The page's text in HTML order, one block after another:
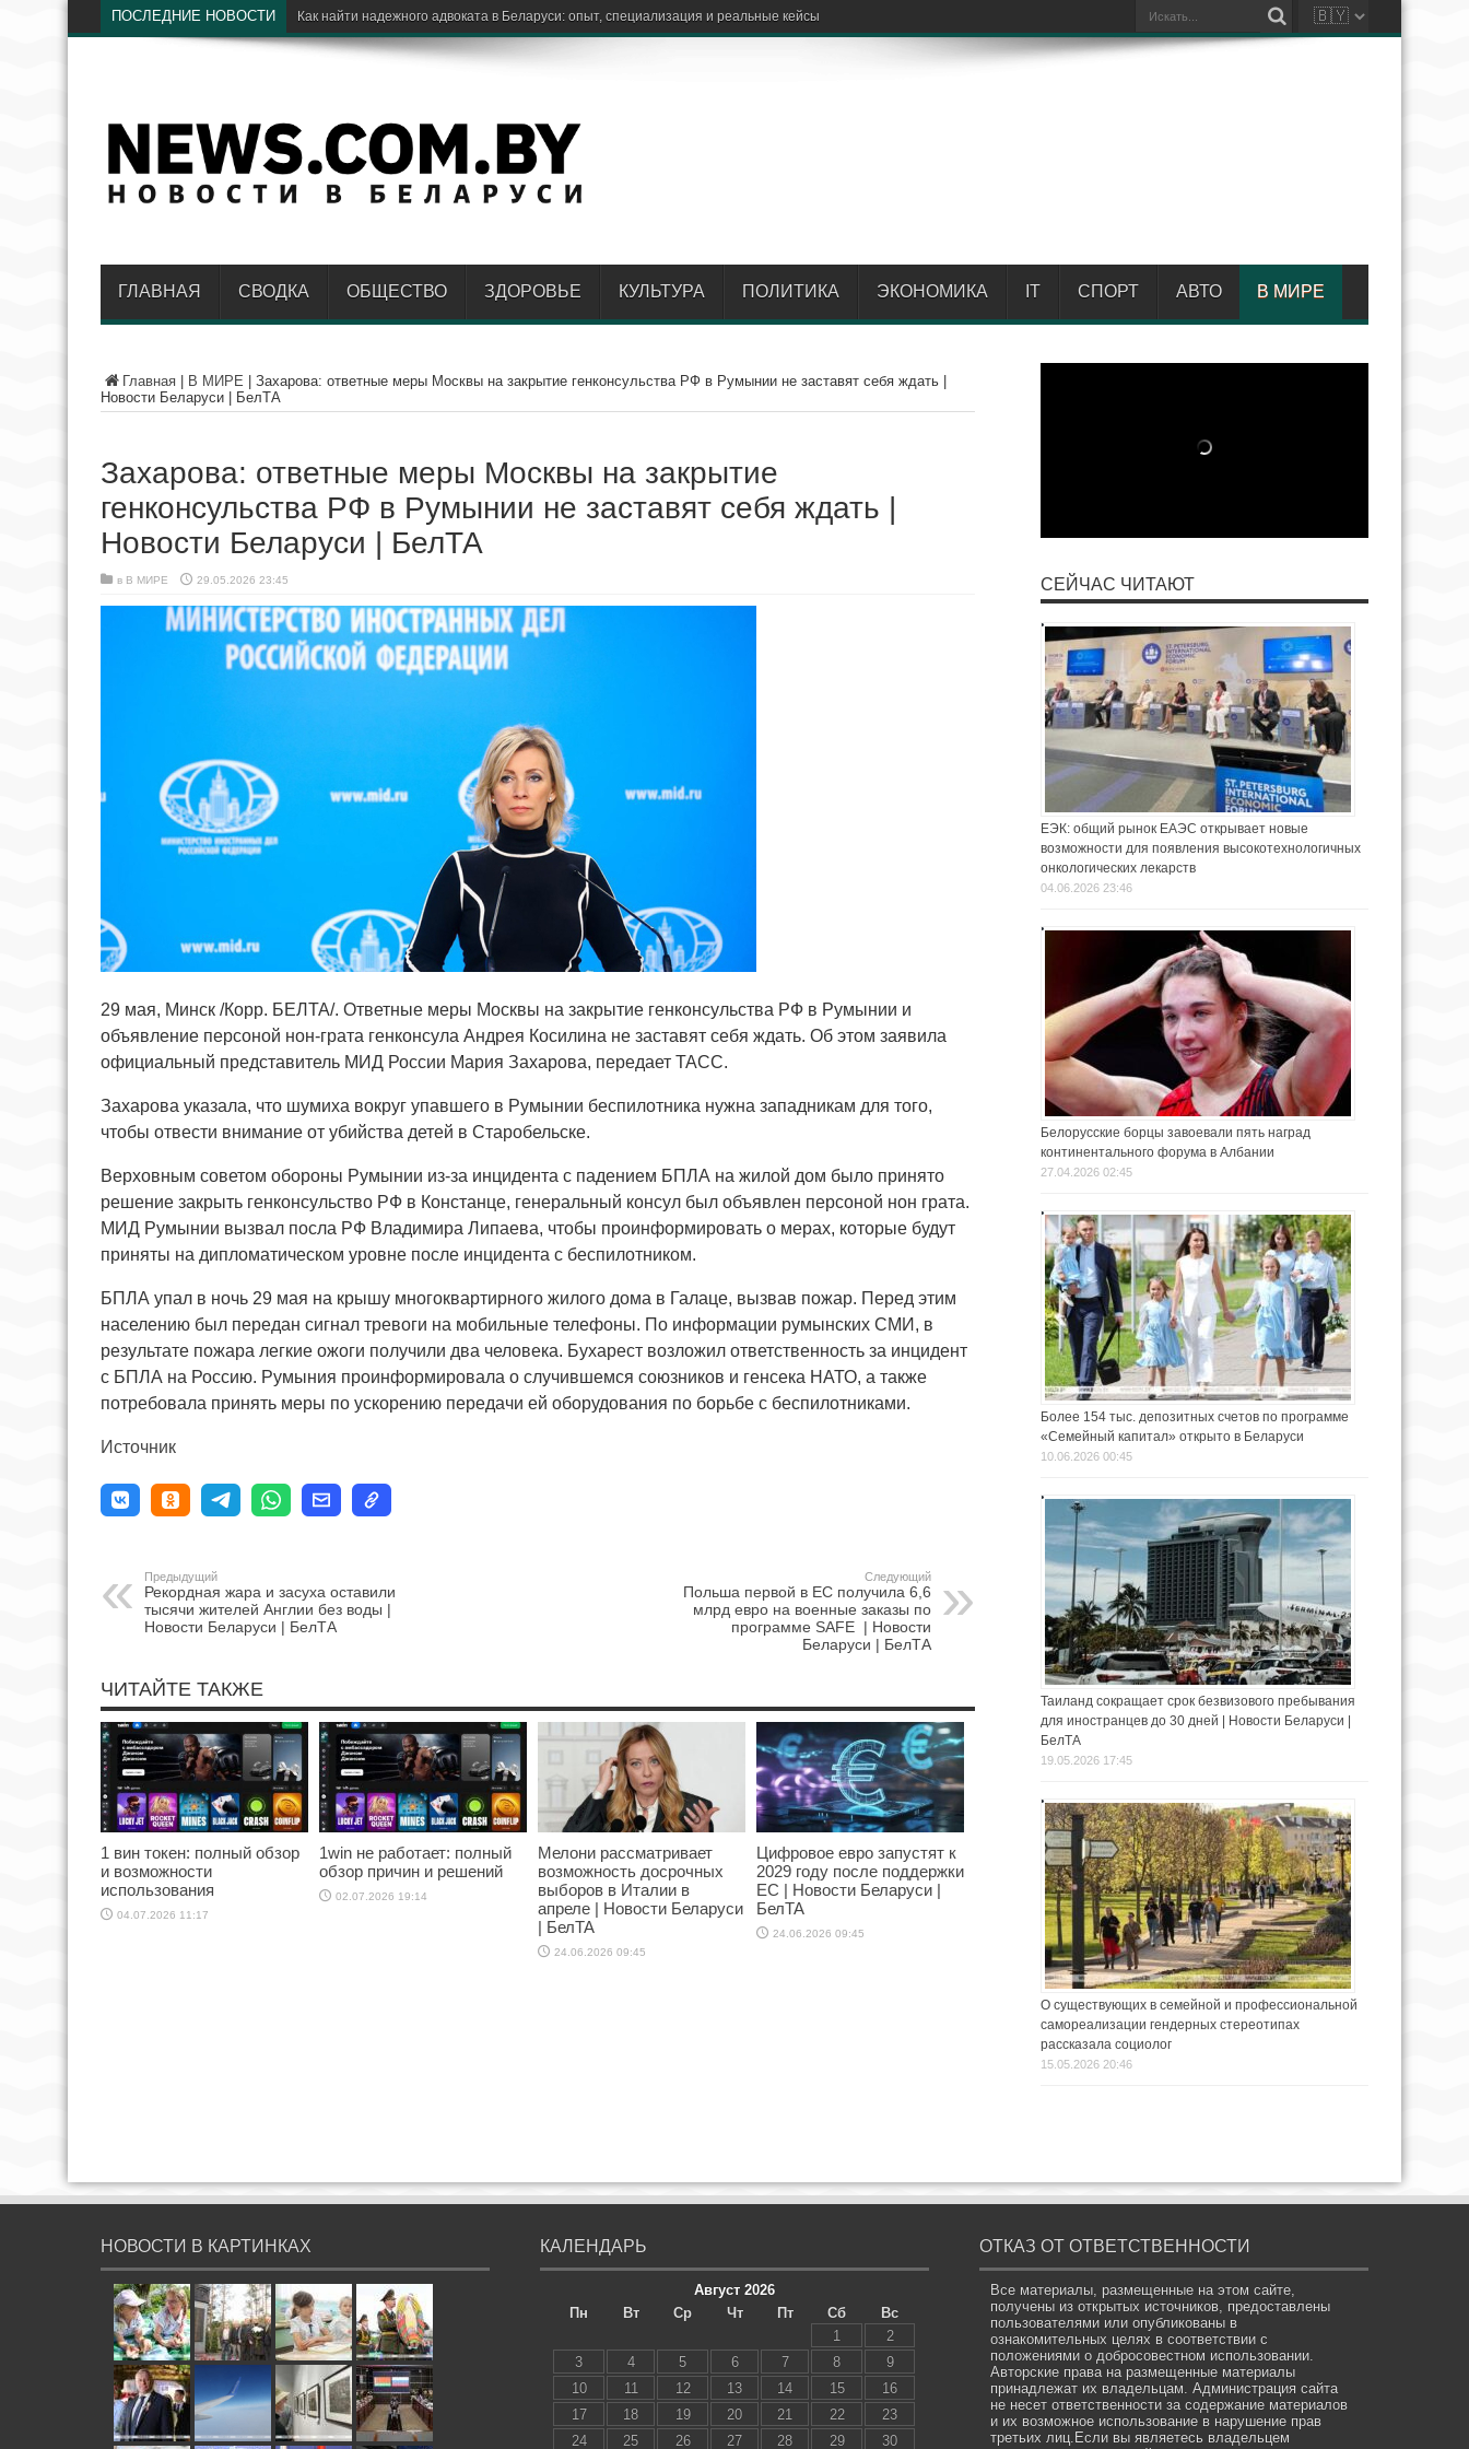
ПОСЛЕДНИЕ НОВОСТИ
ГЛАВНАЯ СВОДКА ОБЩЕСТВО ЗДОРОВЬЕ КУЛЬТУРА ПОЛИТИКА ЭКОНОМИКА IT СПОРТ АВТО В МИРЕ
Главная В МИРЕ
Захарова: ответные меры Москвы на закрытие генконсульства РФ в Румынии не заставят себя ждать |
Новости Беларуси | БелТА
Захарова: ответные меры Москвы на закрытие
генконсульства РФ в Румынии не заставят себя ждать |
Новости Беларуси | БелТА
в В МИРЕ 29.05.2026 23:45
29 мая, Минск /Корр. БЕЛТА/. Ответные меры Москвы на закрытие генконсульства РФ в Румынии и
объявление персоной нон-грата генконсула Андрея Косилина не заставят себя ждать. Об этом заявила
официальный представитель МИД России Мария Захарова, передает ТАСС.
Захарова указала, что шумиха вокруг упавшего в Румынии беспилотника нужна западникам для того,
чтобы отвести внимание от убийства детей в Старобельске.
Верховным советом обороны Румынии из-за инцидента с падением БПЛА на жилой дом было принято
решение закрыть генконсульство РФ в Констанце, генеральный консул был объявлен персоной нон грата.
МИД Румынии вызвал посла РФ Владимира Липаева, чтобы проинформировать о мерах, которые будут
приняты на дипломатическом уровне после инцидента с беспилотником.
БПЛА упал в ночь 29 мая на крышу многоквартирного жилого дома в Галаце, вызвав пожар. Перед этим
населению был передан сигнал тревоги на мобильные телефоны. По информации румынских СМИ, в
результате пожара легкие ожоги получили два человека. Бухарест возложил ответственность за инцидент
с БПЛА на Россию. Румыния проинформировала о случившемся союзников и генсека НАТО, а также
потребовала принять меры по ускорению передачи ей оборудования по борьбе с беспилотниками.
Источник
Предыдущий
Рекордная жара и засуха оставили
тысячи жителей Англии без воды |
Новости Беларуси | БелТА
Следующий
Польша первой в ЕС получила 6,6
млрд евро на военные заказы по
программе SAFE | Новости
Беларуси | БелТА
ЧИТАЙТЕ ТАКЖЕ
1 вин токен: полный обзор
и возможности
использования
04.07.2026 11:17
1win не работает: полный
обзор причин и решений
02.07.2026 19:14
Мелони рассматривает
возможность досрочных
выборов в Италии в
апреле | Новости Беларуси
| БелТА
24.06.2026 09:45
Цифровое евро запустят к
2029 году после поддержки
ЕС | Новости Беларуси |
БелТА
24.06.2026 09:45
СЕЙЧАС ЧИТАЮТ
ЕЭК: общий рынок ЕАЭС открывает новые
возможности для появления высокотехнологичных
онкологических лекарств
04.06.2026 23:46
Белорусские борцы завоевали пять наград
континентального форума в Албании
27.04.2026 02:45
Более 154 тыс. депозитных счетов по программе
«Семейный капитал» открыто в Беларуси
10.06.2026 00:45
Таиланд сокращает срок безвизового пребывания
для иностранцев до 30 дней | Новости Беларуси |
БелТА
19.05.2026 17:45
О существующих в семейной и профессиональной
самореализации гендерных стереотипах
рассказала социолог
15.05.2026 20:46
НОВОСТИ В КАРТИНКАХ КАЛЕНДАРЬ
Август 2026
Пн
Вт Ср Чт Пт Сб
Вс
1
2
3
4 5 6 7 8
9
10
11 12 13 14 15
16
17
18 19 20 21 22
23
24
25 26 27 28 29 30
ОТКАЗ ОТ ОТВЕТСТВЕННОСТИ
Все материалы, размещенные на этом сайте,
получены из открытых источников, предоставлены
пользователями или опубликованы в
ознакомительных целях в соответствии с
положениями о добросовестном использовании.
Авторские права на размещенные материалы
принадлежат их владельцам. Администрация сайта
не несет ответственности за содержание материалов
и их возможное использование в нарушение прав
третьих лиц.Если вы являетесь владельцем